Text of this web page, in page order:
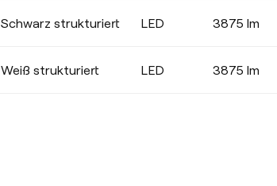
Schwarz strukturiert LED 3875 lm
Weiß strukturiert LED 3875 lm